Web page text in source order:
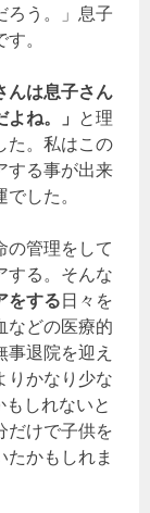
ろう。」息子
。
んは息子さん
ね。」 と理
た。私はこの
する事が出来
した。
の管理をして
する。そんな
をする日々を
などの医療的
退院を迎え
りかなり少な
しれないと
だけで子供を
たかもしれま